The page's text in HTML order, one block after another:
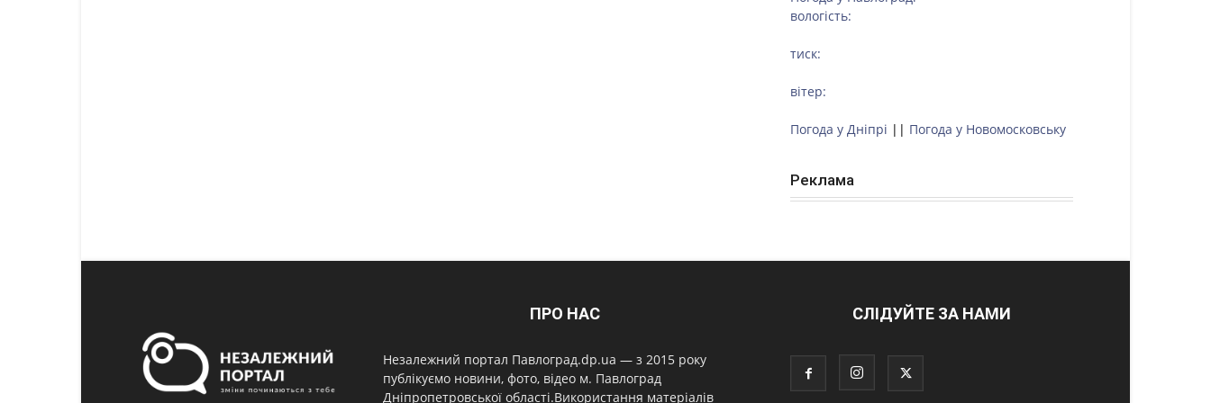
вологість:
тиск:
вітер:
Погода у Дніпрі || Погода у Новомосковську
Реклама
ПРО НАС
Незалежний портал Павлоград.dp.ua — з 2015 року
публікуємо новини, фото, відео м. Павлоград
Дніпропетровської області.Використання матеріалів
СЛІДУЙТЕ ЗА НАМИ